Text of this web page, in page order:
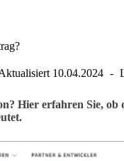
10.04.2024
Hier erfahren Sie,